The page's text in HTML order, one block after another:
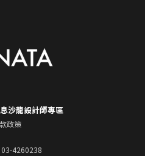
沙龍設計師專區
政策
4260238